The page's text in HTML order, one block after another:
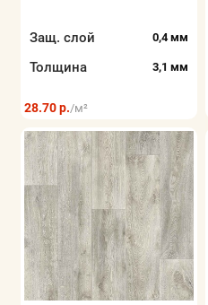
Защ. слой 0,4 мм
Толщина 3,1 мм
28.70 р./м²